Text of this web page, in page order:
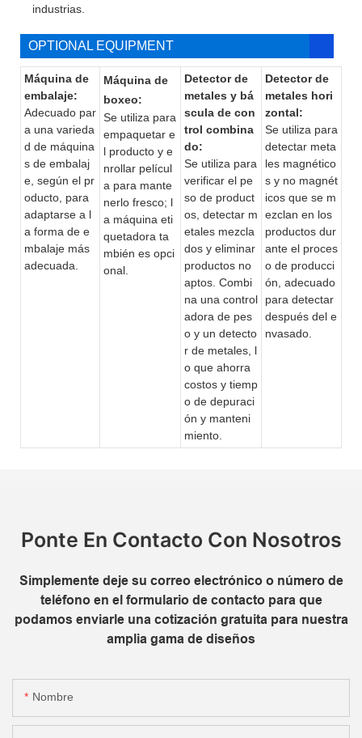
industrias.
OPTIONAL EQUIPMENT
Máquina de
embalaje:
Adecuado par
a una varieda
d de máquina
s de embalaj
e, según el pr
oducto, para
adaptarse a l
a forma de e
mbalaje más
adecuada.
Máquina de
boxeo:
Se utiliza para
empaquetar e
l producto y e
nrollar películ
a para mante
nerlo fresco; l
a máquina eti
quetadora ta
mbién es opci
onal.
Detector de
metales y bá
scula de con
trol combina
do:
Se utiliza para
verificar el pe
so de product
os, detectar m
etales mezcla
dos y eliminar
productos no
aptos. Combi
na una control
adora de pes
o y un detecto
r de metales, l
o que ahorra
costos y tiemp
o de depuraci
ón y manteni
miento.
Detector de
metales hori
zontal:
Se utiliza para
detectar meta
les magnético
s y no magnét
icos que se m
ezclan en los
productos dur
ante el proces
o de producci
ón, adecuado
para detectar
después del e
nvasado.
Ponte En Contacto Con Nosotros
Simplemente deje su correo electrónico o número de
teléfono en el formulario de contacto para que
podamos enviarle una cotización gratuita para nuestra
amplia gama de diseños
Nombre